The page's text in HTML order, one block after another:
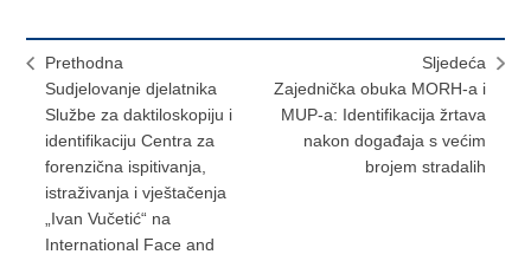
Prethodna
Sudjelovanje djelatnika
Službe za daktiloskopiju i
identifikaciju Centra za
forenzična ispitivanja,
istraživanja i vještačenja
„Ivan Vučetić“ na
International Face and
Sljedeća
Zajednička obuka MORH-a i
MUP-a: Identifikacija žrtava
nakon događaja s većim
brojem stradalih